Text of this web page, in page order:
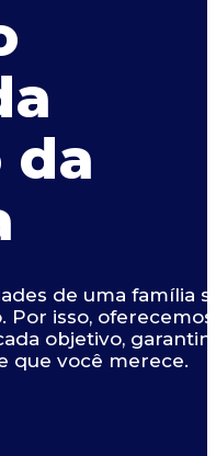
da
de uma família
isso,
objetivo,
que você merece.